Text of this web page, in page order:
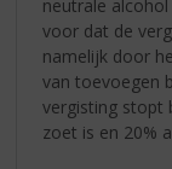
neutrale
voor dat de
namelijk door
van toevoegen
vergisting stopt
zoet is en 20%